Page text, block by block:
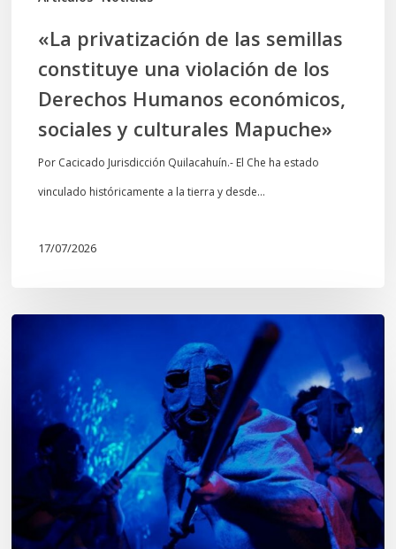
Humanos
económicos,
sociales
culturales
Mapuche»
«La privatización de las semillas
constituye una violación de los
Derechos Humanos económicos,
sociales y culturales Mapuche»
Por Cacicado Jurisdicción Quilacahuín.- El Che ha estado
vinculado históricamente a la tierra y desde…
17/07/2026
tiempos
Wiñoy
Tripantü,
KOLLONG
impacta